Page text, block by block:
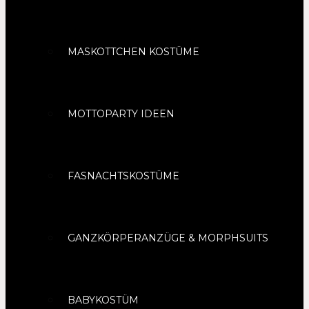
MASKOTTCHEN KOSTÜME
MOTTOPARTY IDEEN
FASNACHTSKOSTÜME
GANZKÖRPERANZÜGE & MORPHSUITS
BABYKOSTÜM